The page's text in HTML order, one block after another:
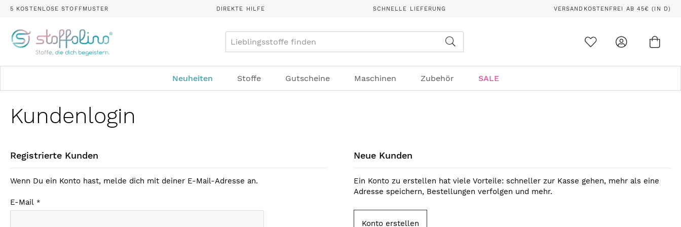
5 KOSTENLOSE STOFFMUSTER DIREKTE HILFE SCHNELLE LIEFERUNG VERSANDKOSTENFREI AB 45€ (IN D)
Suche
Neuheiten Stoffe Gutscheine Maschinen Zubehör SALE
Kundenlogin
Registrierte Kunden
Wenn Du ein Konto hast, melde dich mit deiner E-Mail-Adresse an.
E-Mail
Neue Kunden
Ein Konto zu erstellen hat viele Vorteile: schneller zur Kasse gehen, mehr als eine
Adresse speichern, Bestellungen verfolgen und mehr.
Konto erstellen